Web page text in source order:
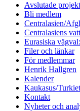
Avslutade projekt
Bli medlem
Centralasien/
Centralasiens
Eurasiska
Filer och länkar
För medlemmar
Henrik Hallgren
Kalender
Kaukasus/Turkiet
Kontakt
Nyheter och